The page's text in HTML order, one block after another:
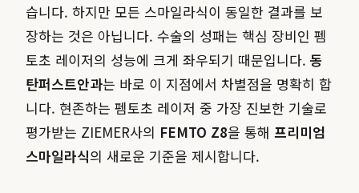
습니다. 하지만 모든 스마일라식이 동일한 결과를 보
장하는 것은 아닙니다. 수술의 성패는 핵심 장비인 펨
토초 레이저의 성능에 크게 좌우되기 때문입니다. 동
탄퍼스트안과는 바로 이 지점에서 차별점을 명확히 합
니다. 현존하는 펨토초 레이저 중 가장 진보한 기술로
평가받는 ZIEMER사의 FEMTO Z8을 통해 프리미엄
스마일라식의 새로운 기준을 제시합니다.